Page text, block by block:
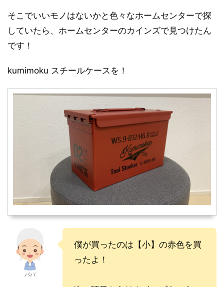
そこでいいモノはないかと色々なホームセンターで探
していたら、ホームセンターのカインズで見つけたん
です！
kumimoku スチールケースを！
パパ
僕が買ったのは【小】の赤色を買
ったよ！